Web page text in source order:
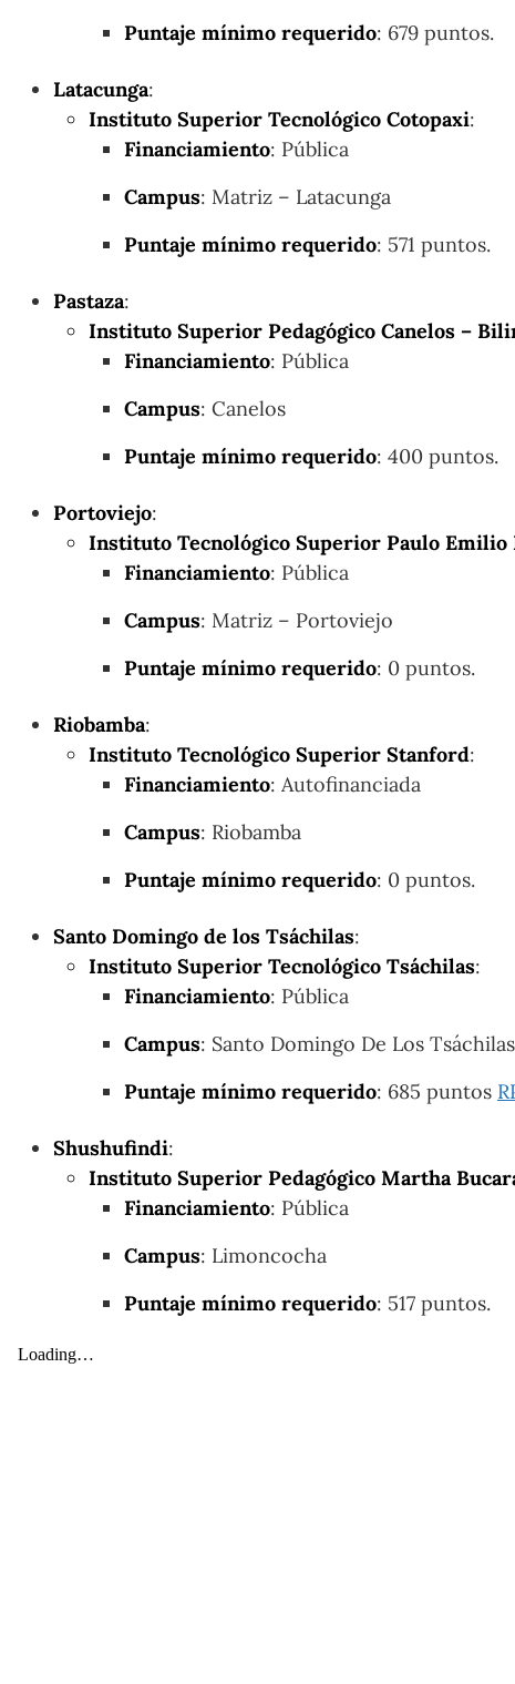
Puntaje mínimo requerido: 679 puntos.
Latacunga:
Instituto Superior Tecnológico Cotopaxi:
Financiamiento: Pública
Campus: Matriz – Latacunga
Puntaje mínimo requerido: 571 puntos.
Pastaza:
Instituto Superior Pedagógico Canelos –
Financiamiento: Pública
Campus: Canelos
Puntaje mínimo requerido: 400 puntos.
Portoviejo:
Instituto Tecnológico Superior Paulo Emilio
Financiamiento: Pública
Campus: Matriz – Portoviejo
Puntaje mínimo requerido: 0 puntos.
Riobamba:
Instituto Tecnológico Superior Stanford:
Financiamiento: Autofinanciada
Campus: Riobamba
Puntaje mínimo requerido: 0 puntos.
Santo Domingo de los Tsáchilas:
Instituto Superior Tecnológico Tsáchilas:
Financiamiento: Pública
Campus: Santo Domingo De Los Tsáchilas
Puntaje mínimo requerido: 685 puntos ​
Shushufindi:
Instituto Superior Pedagógico Martha
Financiamiento: Pública
Campus: Limoncocha
Puntaje mínimo requerido: 517 puntos.